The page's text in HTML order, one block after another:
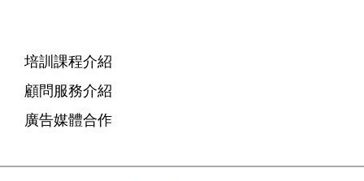
培訓課程介紹
顧問服務介紹
廣告媒體合作